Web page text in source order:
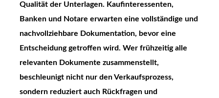
Qualität der Unterlagen. Kaufinteressenten,
Banken und Notare erwarten eine vollständige und
nachvollziehbare Dokumentation, bevor eine
Entscheidung getroffen wird. Wer frühzeitig alle
relevanten Dokumente zusammenstellt,
beschleunigt nicht nur den Verkaufsprozess,
sondern reduziert auch Rückfragen und